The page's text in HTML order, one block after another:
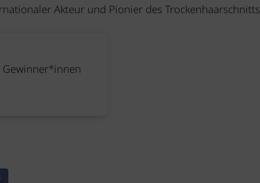
Akteur und Pionier des Trockenhaarschnitts